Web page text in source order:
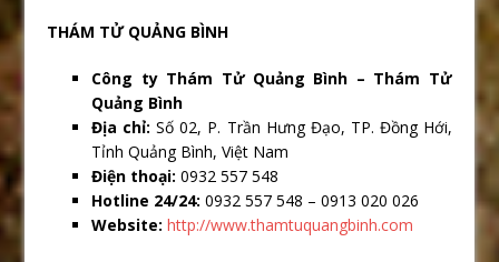
THÁM TỬ QUẢNG BÌNH
Công ty Thám Tử Quảng Bình – Thám Tử
Quảng Bình
Địa chỉ: Số 02, P. Trần Hưng Đạo, TP. Đồng Hới,
Tỉnh Quảng Bình, Việt Nam
Điện thoại: 0932 557 548
Hotline 24/24: 0932 557 548 – 0913 020 026
Website: http://www.thamtuquangbinh.com